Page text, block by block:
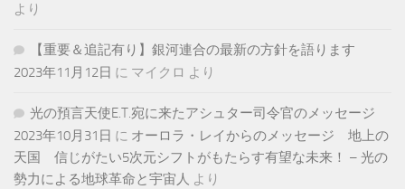
より
【重要＆追記有り】銀河連合の最新の方針を語ります
2023年11月12日 に マイクロ より
光の預言天使E.T.宛に来たアシュター司令官のメッセージ
2023年10月31日 に オーロラ・レイからのメッセージ 地上の
天国 信じがたい5次元シフトがもたらす有望な未来！ – 光の
勢力による地球革命と宇宙人 より